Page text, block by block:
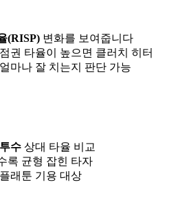
(RISP) 변화를 보여줍니다
권 타율이 높으면 클러치 히터
마나 잘 치는지 판단 가능
수 상대 타율 비교
록 균형 잡힌 타자
래툰 기용 대상